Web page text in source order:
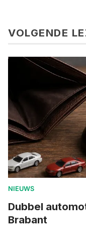
VOLGENDE
NIEUWS
Dubbel
Brabant